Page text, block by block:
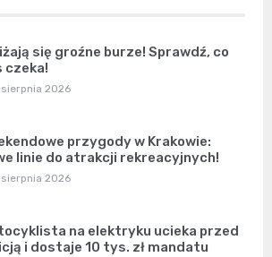
się groźne burze! Sprawdź, co
czeka!
sierpnia 2026
przygody w Krakowie:
linie do atrakcji rekreacyjnych!
sierpnia 2026
na elektryku ucieka przed
i dostaje 10 tys. zł mandatu